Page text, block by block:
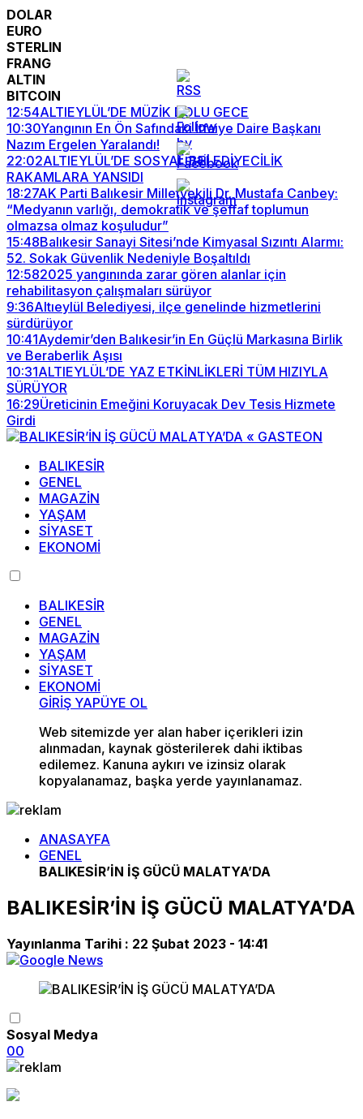
DOLAR
EURO
STERLIN
FRANG
ALTIN
BITCOIN
12:54ALTIEYLÜL’DE MÜZİK DOLU GECE
10:30Yangının En Ön Safındaki İtfaiye Daire Başkanı
Nazım Ergelen Yaralandı!
22:02ALTIEYLÜL’DE SOSYAL BELEDİYECİLİK
RAKAMLARA YANSIDI
18:27AK Parti Balıkesir Milletvekili Dr. Mustafa Canbey:
“Medyanın varlığı, demokratik ve şeffaf toplumun
olmazsa olmaz koşuludur”
15:48Balıkesir Sanayi Sitesi’nde Kimyasal Sızıntı Alarmı:
52. Sokak Güvenlik Nedeniyle Boşaltıldı
12:582025 yangınında zarar gören alanlar için
rehabilitasyon çalışmaları sürüyor
9:36Altıeylül Belediyesi, ilçe genelinde hizmetlerini
sürdürüyor
10:41Aydemir’den Balıkesir’in En Güçlü Markasına Birlik
ve Beraberlik Aşısı
10:31ALTIEYLÜL’DE YAZ ETKİNLİKLERİ TÜM HIZIYLA
SÜRÜYOR
16:29Üreticinin Emeğini Koruyacak Dev Tesis Hizmete
Girdi
BALIKESİR
GENEL
MAGAZİN
YAŞAM
SİYASET
EKONOMİ
BALIKESİR
GENEL
MAGAZİN
YAŞAM
SİYASET
EKONOMİ
GİRİŞ YAPÜYE OL
Web sitemizde yer alan haber içerikleri izin
alınmadan, kaynak gösterilerek dahi iktibas
edilemez. Kanuna aykırı ve izinsiz olarak
kopyalanamaz, başka yerde yayınlanamaz.
ANASAYFA
GENEL
BALIKESİR’İN İŞ GÜCÜ MALATYA’DA
BALIKESİR’İN İŞ GÜCÜ MALATYA’DA
Yayınlanma Tarihi : 22 Şubat 2023 - 14:41
Sosyal Medya
00